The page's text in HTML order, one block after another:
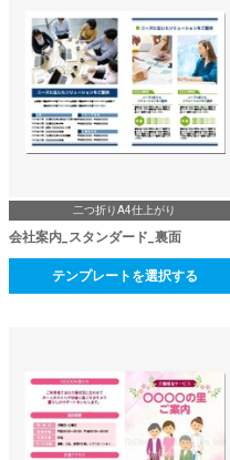
二つ折りA4仕上がり
会社案内_スタンダード_裏面
テンプレートを選択する